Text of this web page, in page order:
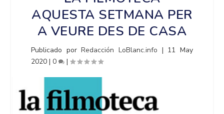
AQUESTA SETMANA PER
A VEURE DES DE CASA
Publicado porRedacción LoBlanc.info | 11 May
2020 |0 |